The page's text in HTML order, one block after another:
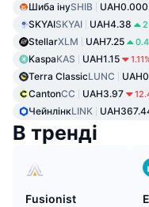
Шиба інуSHIB
SKYAISKYAI UAH4.38
StellarXLM UAH7.25
KaspaKAS UAH1.15
Terra ClassicLUNC
CantonCC UAH3.97
ЧейнлінкLINK
В тренді
Fusionist